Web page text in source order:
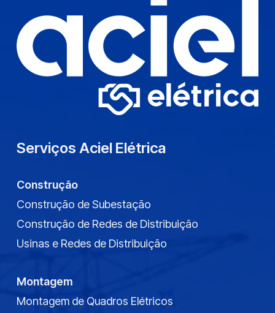
Serviços Aciel Elétrica
Construção
Construção de Subestação
Construção de Redes de Distribuição
Usinas e Redes de Distribuição
Montagem
Montagem de Quadros Elétricos